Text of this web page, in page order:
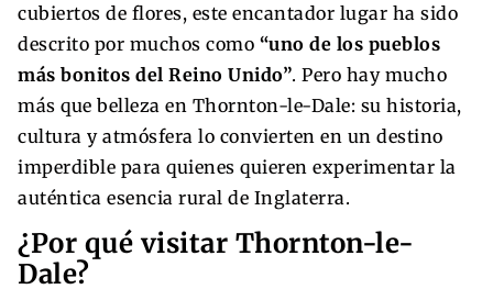
cubiertos de flores, este encantador lugar ha sido
descrito por muchos como “uno de los pueblos
más bonitos del Reino Unido”. Pero hay mucho
más que belleza en Thornton-le-Dale: su historia,
cultura y atmósfera lo convierten en un destino
imperdible para quienes quieren experimentar la
auténtica esencia rural de Inglaterra.
¿Por qué visitar Thornton-le-
Dale?